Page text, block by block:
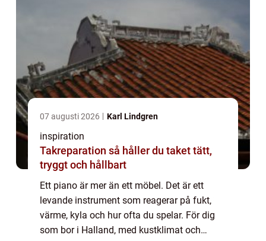
07 augusti 2026 Karl Lindgren
inspiration
Takreparation så håller du taket tätt,
tryggt och hållbart
Ett piano är mer än ett möbel. Det är ett
levande instrument som reagerar på fukt,
värme, kyla och hur ofta du spelar. För dig
som bor i Halland, med kustklimat och